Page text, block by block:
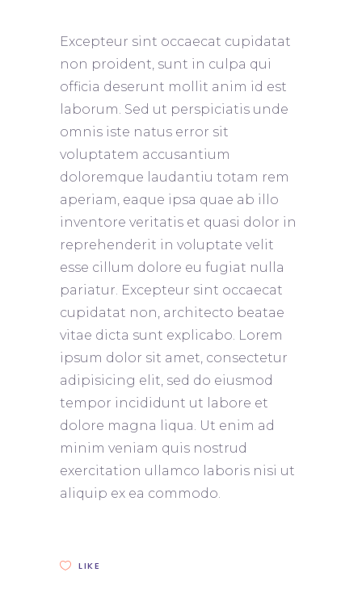
Excepteur sint occaecat cupidatat
non proident, sunt in culpa qui
officia deserunt mollit anim id est
laborum. Sed ut perspiciatis unde
omnis iste natus error sit
voluptatem accusantium
doloremque laudantiu totam rem
aperiam, eaque ipsa quae ab illo
inventore veritatis et quasi dolor in
reprehenderit in voluptate velit
esse cillum dolore eu fugiat nulla
pariatur. Excepteur sint occaecat
cupidatat non, architecto beatae
vitae dicta sunt explicabo. Lorem
ipsum dolor sit amet, consectetur
adipisicing elit, sed do eiusmod
tempor incididunt ut labore et
dolore magna liqua. Ut enim ad
minim veniam quis nostrud
exercitation ullamco laboris nisi ut
aliquip ex ea commodo.
LIKE